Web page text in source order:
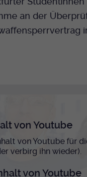
an der
von Youtube
von Youtube für
verbirg ihn wieder).
von Youtube